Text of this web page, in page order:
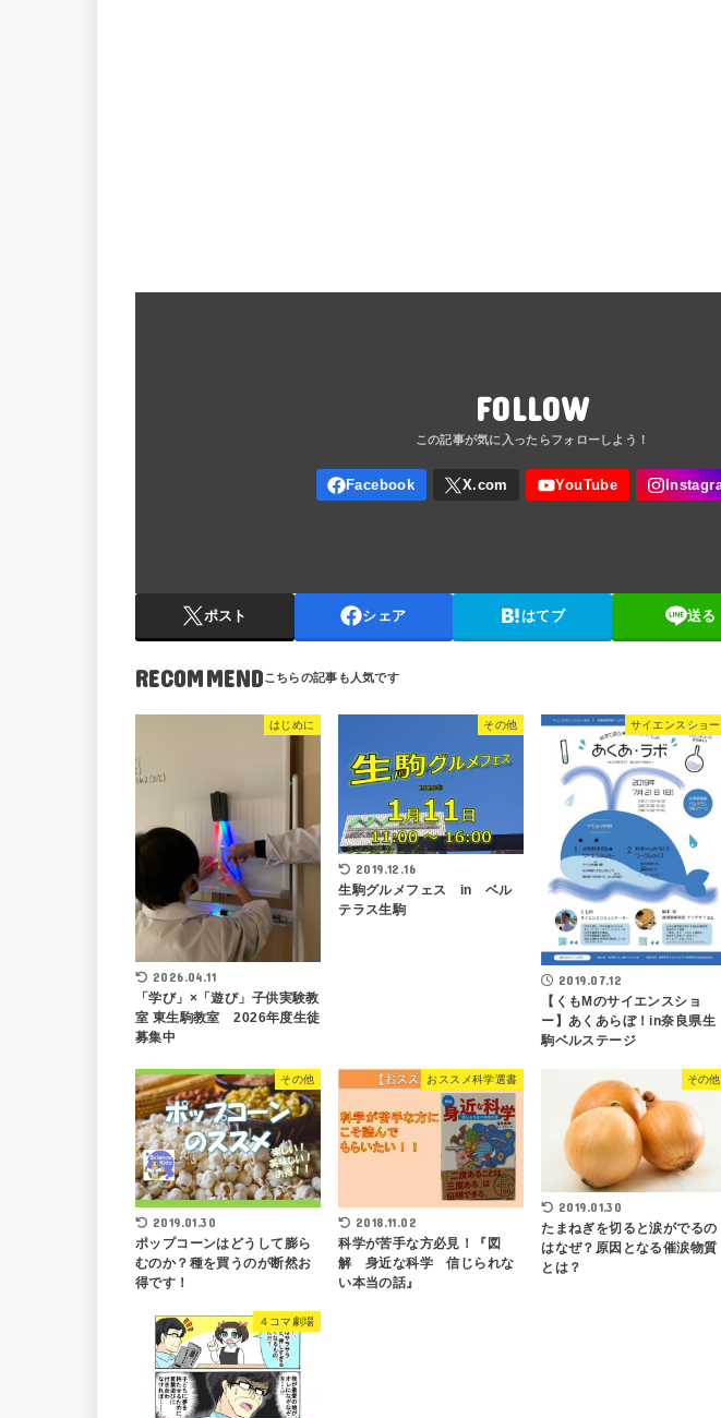
FOLLOW
ポスト シェア はてブ 送る
RECOMMEND
はじめに
2026.04.11
「学び」×「遊び」子供実験教
室 東生駒教室 2026年度生徒
募集中
その他
2019.12.16
生駒グルメフェス in ベル
テラス生駒
サイエンスショー
2019.07.12
【くもMのサイエンスショ
ー】あくあらぼ！in奈良県生
駒ベルステージ
その他
2019.01.30
ポップコーンはどうして膨ら
むのか？種を買うのが断然お
得です！
おススメ科学選書
2018.11.02
科学が苦手な方必見！『図
解 身近な科学 信じられな
い本当の話』
その他
2019.01.30
たまねぎを切ると涙がでるの
はなぜ？原因となる催涙物質
とは？
４コマ劇場